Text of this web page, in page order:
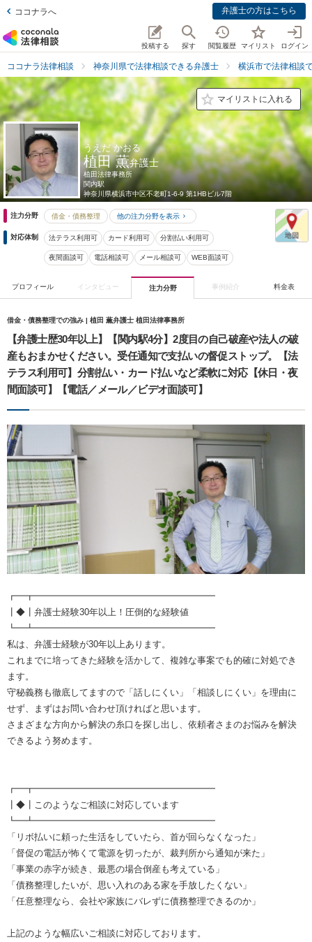
ココナラへ 弁護士の方はこちら
投稿する 探す 閲覧履歴 マイリスト ログイン
ココナラ法律相談 神奈川県で法律相談できる弁護士 横浜市で法律相談
マイリストに入れる
うえだ かおる
植田 薫弁護士
植田法律事務所
関内駅
神奈川県横浜市中区不老町1-6-9 第1HBビル7階
注力分野 借金・債務整理 他の注力分野を表示
対応体制 法テラス利用可 カード利用可 分割払い利用可
夜間面談可 電話相談可 メール相談可 WEB面談可
プロフィール インタビュー 注力分野 事例紹介 料金表
借金・債務整理での強み | 植田 薫弁護士 植田法律事務所
【弁護士歴30年以上】【関内駅4分】2度目の自己破産や法人の破
産もおまかせください。受任通知で支払いの督促ストップ。【法
テラス利用可】分割払い・カード払いなど柔軟に対応【休日・夜
間面談可】【電話／メール／ビデオ面談可】
┏━┳━━━━━━━━━━━━━━━━━━━━
┃◆┃弁護士経験30年以上！圧倒的な経験値
┗━┻━━━━━━━━━━━━━━━━━━━━
私は、弁護士経験が30年以上あります。
これまでに培ってきた経験を活かして、複雑な事案でも的確に対処でき
ます。
守秘義務も徹底してますので「話しにくい」「相談しにくい」を理由に
せず、まずはお問い合わせ頂ければと思います。
さまざまな方向から解決の糸口を探し出し、依頼者さまのお悩みを解決
できるよう努めます。
┏━┳━━━━━━━━━━━━━━━━━━━━
┃◆┃このようなご相談に対応しています
┗━┻━━━━━━━━━━━━━━━━━━━━
「リボ払いに頼った生活をしていたら、首が回らなくなった」
「督促の電話が怖くて電源を切ったが、裁判所から通知が来た」
「事業の赤字が続き、最悪の場合倒産も考えている」
「債務整理したいが、思い入れのある家を手放したくない」
「任意整理なら、会社や家族にバレずに債務整理できるのか」
上記のような幅広いご相談に対応しております。